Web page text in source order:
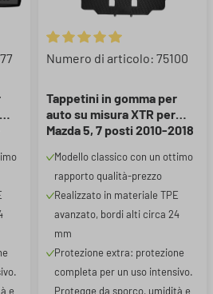
5 stelle
e
Valutazione media di 5 su 5
Numero di articolo: 75100
Tappetini in gomma per
auto su misura XTR per
Mazda 5, 7 posti 2010-2018
Modello classico con un ottimo
rapporto qualità-prezzo
Realizzato in materiale TPE
avanzato, bordi alti circa 24
mm
Protezione extra: protezione
completa per un uso intensivo.
Protegge da sporco, umidità e